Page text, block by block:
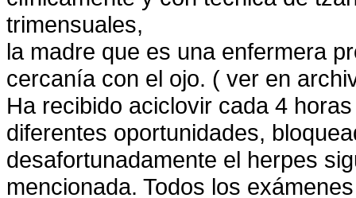
trimensuales,
la madre que es una enfermera
cercanía con el ojo. ( ver en
Ha recibido aciclovir cada 4
diferentes oportunidades,
desafortunadamente el herpes
mencionada. Todos los